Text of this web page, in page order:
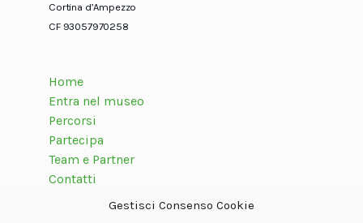
Gestisci Consenso Cookie
Cortina d’Ampezzo
CF 93057970258
Home
Entra nel museo
Percorsi
Partecipa
Team e Partner
Contatti